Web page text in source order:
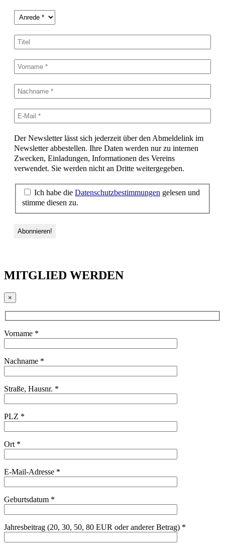
Der Newsletter lässt sich jederzeit über den Abmeldelink im
Newsletter abbestellen. Ihre Daten werden nur zu internen
Zwecken, Einladungen, Informationen des Vereins
verwendet. Sie werden nicht an Dritte weitergegeben.
Ich habe die Datenschutzbestimmungen gelesen und
stimme diesen zu.
MITGLIED WERDEN
×
Vorname *
Nachname *
Straße, Hausnr. *
PLZ *
Ort *
E-Mail-Adresse *
Geburtsdatum *
Jahresbeitrag (20, 30, 50, 80 EUR oder anderer Betrag) *